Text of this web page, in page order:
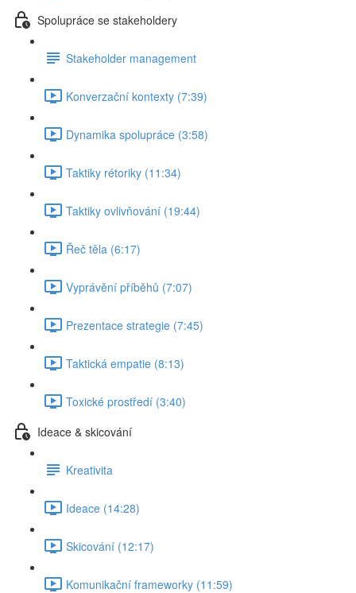
Spolupráce se stakeholdery
Stakeholder management
Konverzační kontexty (7:39)
Dynamika spolupráce (3:58)
Taktiky rétoriky (11:34)
Taktiky ovlivňování (19:44)
Řeč těla (6:17)
Vyprávění příběhů (7:07)
Prezentace strategie (7:45)
Taktická empatie (8:13)
Toxické prostředí (3:40)
Ideace & skicování
Kreativita
Ideace (14:28)
Skicování (12:17)
Komunikační frameworky (11:59)